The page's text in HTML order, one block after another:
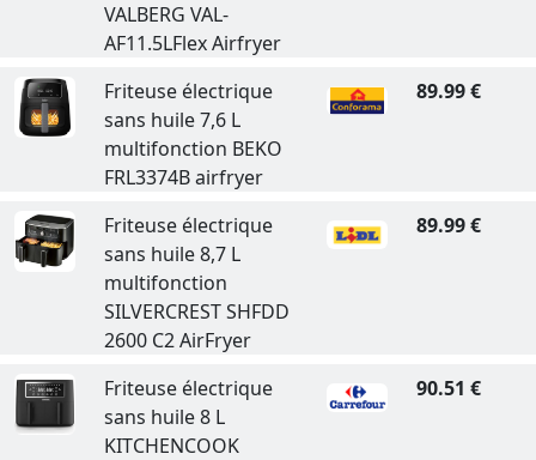
VALBERG VAL-
AF11.5LFlex Airfryer
Friteuse électrique
sans huile 7,6 L
multifonction BEKO
FRL3374B airfryer
89.99 €
Friteuse électrique
sans huile 8,7 L
multifonction
SILVERCREST SHFDD
2600 C2 AirFryer
89.99 €
Friteuse électrique
sans huile 8 L
KITCHENCOOK
90.51 €